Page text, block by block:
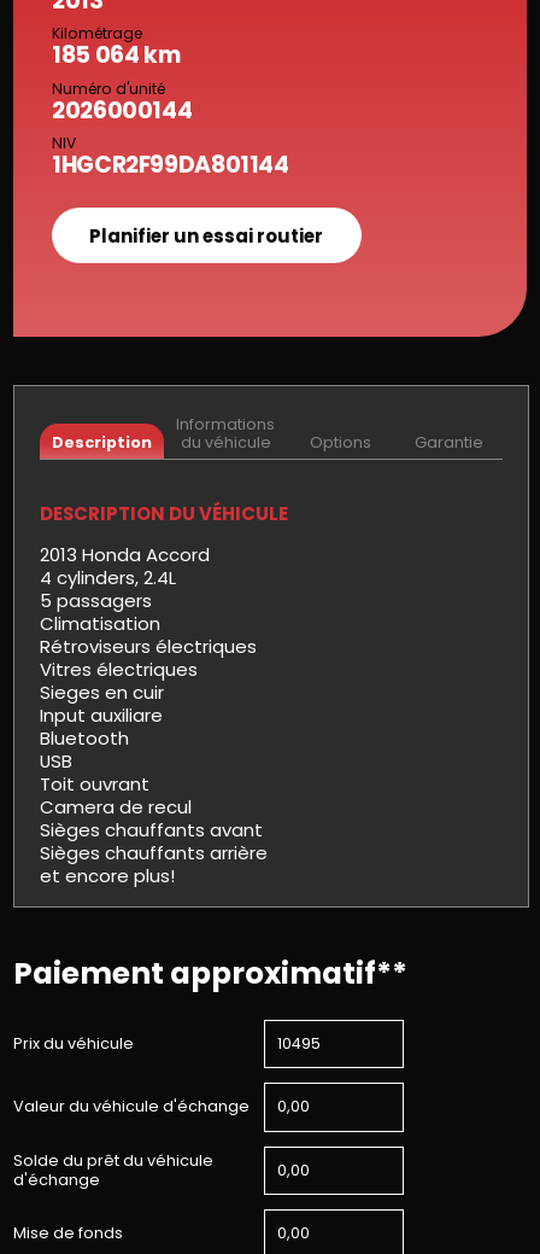
Kilométrage
185 064 km
Numéro d'unité
2026000144
NIV
1HGCR2F99DA801144
Planifier un essai routier
Description
Informations
du véhicule
Options Garantie
DESCRIPTION DU VÉHICULE
2013 Honda Accord
4 cylinders, 2.4L
5 passagers
Climatisation
Rétroviseurs électriques
Vitres électriques
Sieges en cuir
Input auxiliare
Bluetooth
USB
Toit ouvrant
Camera de recul
Sièges chauffants avant
Sièges chauffants arrière
et encore plus!
Paiement approximatif**
Prix du véhicule
Valeur du véhicule d'échange
Solde du prêt du véhicule
d'échange
Mise de fonds